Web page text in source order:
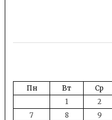
Пн
Вт Ср
1
2
7
8 9